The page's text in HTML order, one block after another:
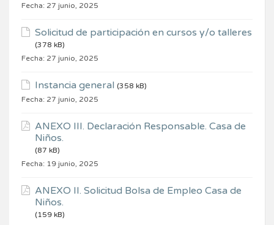
Fecha: 27 junio, 2025
Solicitud de participación en cursos y/o talleres
(378 kB)
Fecha: 27 junio, 2025
Instancia general (358 kB)
Fecha: 27 junio, 2025
ANEXO III. Declaración Responsable. Casa de
Niños.
(87 kB)
Fecha: 19 junio, 2025
ANEXO II. Solicitud Bolsa de Empleo Casa de
Niños.
(159 kB)